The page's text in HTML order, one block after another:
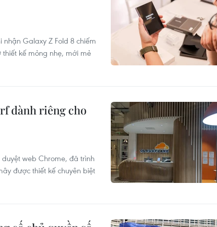
Galaxy Z Fold 8 chiếm
kế mỏng nhẹ, mới mẻ
dành riêng cho
web Chrome, đã trình
được thiết kế chuyên biệt